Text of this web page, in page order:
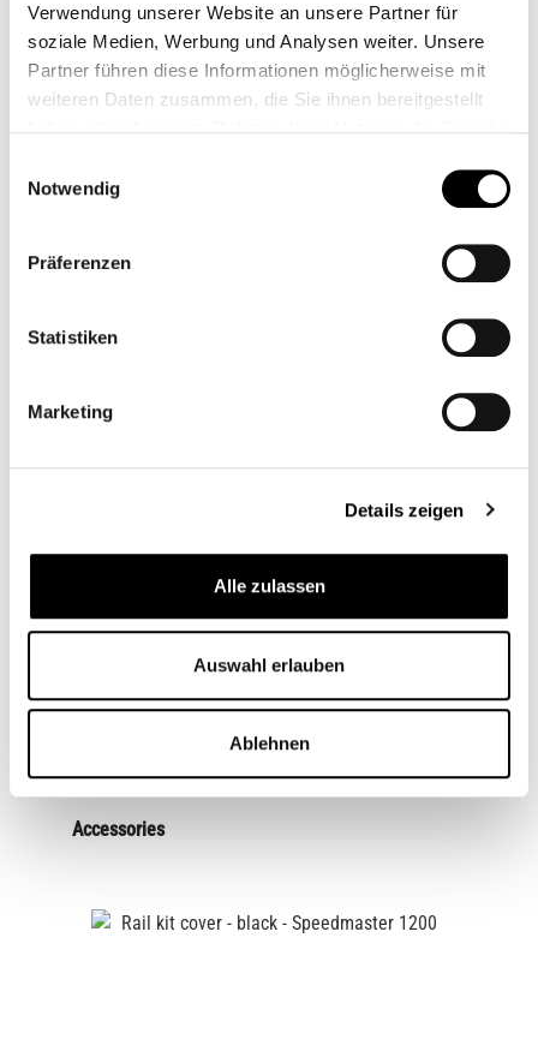
Verwendung unserer Website an unsere Partner für
soziale Medien, Werbung und Analysen weiter. Unsere
Partner führen diese Informationen möglicherweise mit
weiteren Daten zusammen, die Sie ihnen bereitgestellt
Notwendig
Präferenzen
Statistiken
Marketing
Details zeigen
Alle zulassen
Auswahl erlauben
Ablehnen
Rail kit cover - black - Speedmaster
1200
€159.00*
Prices incl. VAT plus shipping costs
Product Quantity: Enter the desired amount or
item number:
Description
Triumph luggage rack as a replacement for the pillion seat
luggage r…More
Accessories